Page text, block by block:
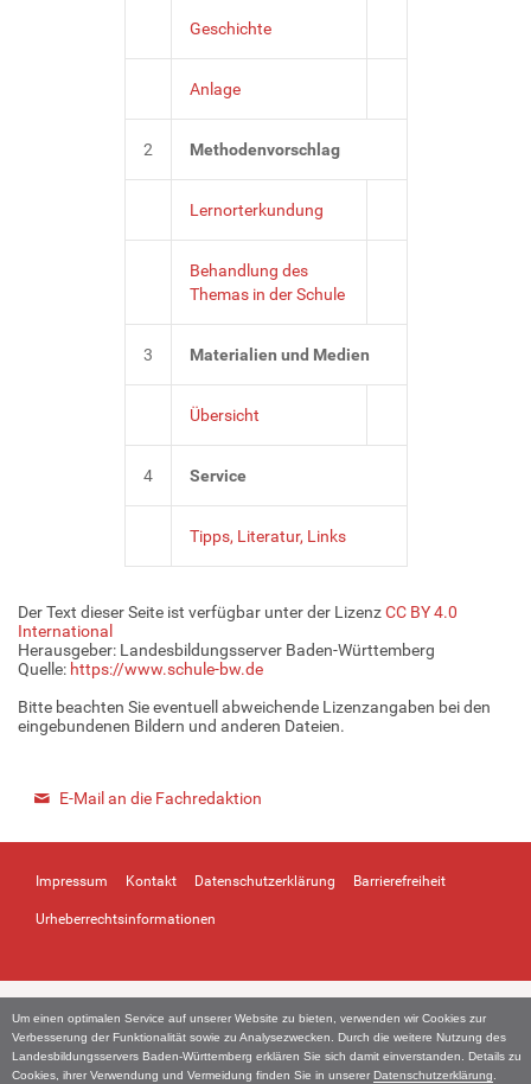
Um einen optimalen Service auf unserer Website zu bieten, verwenden wir Cookies zur
Verbesserung der Funktionalität sowie zu Analysezwecken. Durch die weitere Nutzung des
Landesbildungsservers Baden-Württemberg erklären Sie sich damit einverstanden. Details zu
Cookies, ihrer Verwendung und Vermeidung finden Sie in unserer Datenschutzerklärung
Geschichte
Anlage
2 Methodenvorschlag
Lernorterkundung
Behandlung des
Themas in der Schule
3 Materialien und Medien
Übersicht
4 Service
Tipps, Literatur, Links
Der Text dieser Seite ist verfügbar unter der LizenzCC BY 4.0
International
Herausgeber: Landesbildungsserver Baden-Württemberg
Quelle: https://www.schule-bw.de
Bitte beachten Sie eventuell abweichende Lizenzangaben bei den
eingebundenen Bildern und anderen Dateien.
E-Mail an die Fachredaktion
Impressum Kontakt Datenschutzerklärung Barrierefreiheit
Urheberrechtsinformationen